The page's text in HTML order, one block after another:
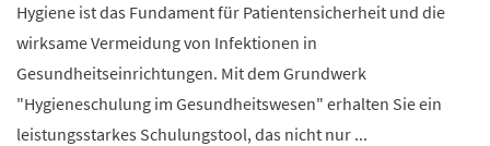
Hygiene ist das Fundament für Patientensicherheit und die
wirksame Vermeidung von Infektionen in
Gesundheitseinrichtungen. Mit dem Grundwerk
"Hygieneschulung im Gesundheitswesen" erhalten Sie ein
leistungsstarkes Schulungstool, das nicht nur ...